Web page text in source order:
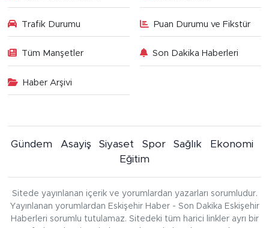
Trafik Durumu Puan Durumu ve Fikstür
Tüm Manşetler Son Dakika Haberleri
Haber Arşivi
Gündem Asayiş Siyaset Spor Sağlık
Ekonomi
Eğitim
Sitede yayınlanan içerik ve yorumlardan yazarları sorumludur.
Yayınlanan yorumlardan Eskişehir Haber - Son Dakika Eskişehir
Haberleri sorumlu tutulamaz. Sitedeki tüm harici linkler ayrı bir